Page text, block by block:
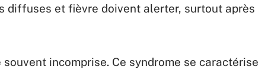
diffuses et fièvre doivent alerter, surtout après
incomprise. Ce syndrome se caractérise